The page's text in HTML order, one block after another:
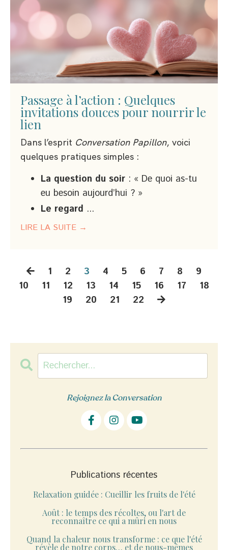
Passage à l’action : Quelques
invitations douces pour nourrir le
lien
Dans l’esprit Conversation Papillon, voici
quelques pratiques simples :
La question du soir : « De quoi as-tu
eu besoin aujourd’hui ? »
Le regard ...
LIRE LA SUITE →
1 2 3 4 5 6 7 8
9
10
11 12 13 14 15 16 17
18
19
20 21 22
Rejoignez la Conversation
Publications récentes
Relaxation guidée : Cueillir les fruits de l'été
Août : le temps des récoltes, ou l'art de
reconnaître ce qui a mûri en nous
Quand la chaleur nous transforme : ce que l'été
révèle de notre corps… et de nous-mêmes